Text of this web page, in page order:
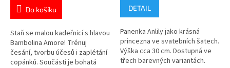
5,0
5
hvězdiček.
Do košíku
Staň se malou kadeřnicí s hlavou
Bambolina Amore! Trénuj
česání, tvorbu účesů i zaplétání
copánků. Součástí je bohatá
5
hvězdiček.
DETAIL
Panenka Anlily jako krásná
princezna ve svatebních šatech.
Výška cca 30 cm. Dostupná ve
třech barevných variantách.